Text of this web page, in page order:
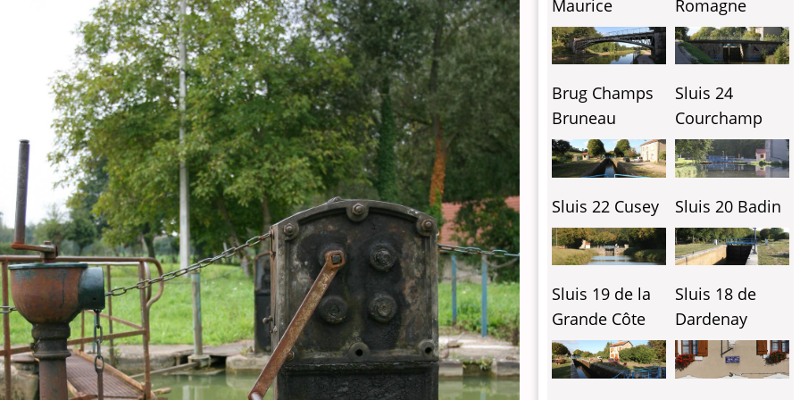
Maurice Romagne
Brug Champs
Bruneau
Sluis 24
Courchamp
Sluis 22 Cusey Sluis 20 Badin
Sluis 19 de la
Grande Côte
Sluis 18 de
Dardenay